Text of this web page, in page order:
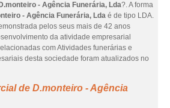
D.monteiro - Agência Funerária, Lda?. A forma
- Agência Funerária, Lda é de tipo LDA.
pelos seus mais de 42 anos
da atividade empresarial
com Atividades funerárias e
desta sociedade foram atualizados no
de D.monteiro - Agência